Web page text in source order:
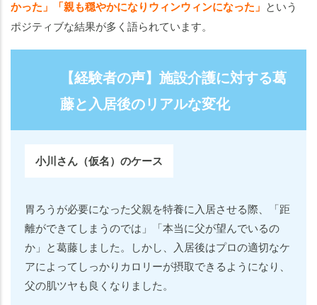
かった」「親も穏やかになりウィンウィンになった」 という
ポジティブな結果が多く語られています。
【経験者の声】施設介護に対する葛
藤と入居後のリアルな変化
小川さん（仮名）のケース
胃ろうが必要になった父親を特養に入居させる際、「距
離ができてしまうのでは」「本当に父が望んでいるの
か」と葛藤しました。しかし、入居後はプロの適切なケ
アによってしっかりカロリーが摂取できるようになり、
父の肌ツヤも良くなりました。